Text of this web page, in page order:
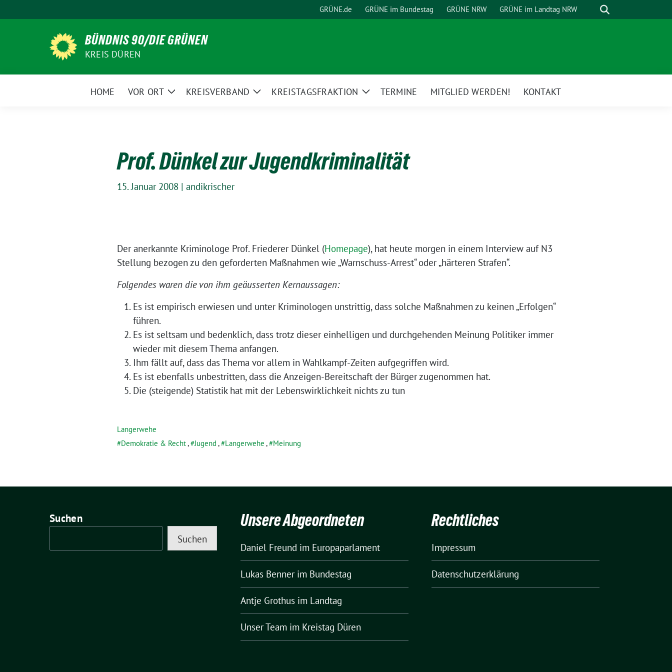
zum
GRÜNE.de GRÜNE im Bundestag GRÜNE NRW GRÜNE im Landtag NRW Suche
BÜNDNIS 90/DIE GRÜNEN
KREIS DÜREN
HOME VOR ORT
ZeigeKREISVERBAND
ZeigeKREISTAGSFRAKTION
ZeigeTERMINE MITGLIED WERDEN! KONTAKT
Prof. Dünkel zur Jugendkriminalität
15. Januar 2008 | andikrischer
Der anerkannte Kriminologe Prof. Friederer Dünkel (Homepage), hat heute morgen in einem Interview auf N3
Stellung bezogen zu den geforderten Maßnahmen wie „Warnschuss-Arrest“ oder „härteren Strafen“.
Folgendes waren die von ihm geäusserten Kernaussagen:
Es ist empirisch erwiesen und unter Kriminologen unstrittig, dass solche Maßnahmen zu keinen „Erfolgen“
führen.
Es ist seltsam und bedenklich, dass trotz dieser einhelligen und durchgehenden Meinung Politiker immer
wieder mit diesem Thema anfangen.
Ihm fällt auf, dass das Thema vor allem in Wahlkampf-Zeiten aufgegriffen wird.
Es ist ebenfalls unbestritten, dass die Anzeigen-Bereitschaft der Bürger zugenommen hat.
Die (steigende) Statistik hat mit der Lebenswirklichkeit nichts zu tun
Langerwehe
Demokratie & Recht, Jugend , Langerwehe , Meinung
Suchen
Suchen
Unsere Abgeordneten
Daniel Freund im Europaparlament
Lukas Bennerim Bundestag
Antje Grothus im Landtag
Unser Team im Kreistag Düren
Rechtliches
Impressum
Datenschutzerklärung